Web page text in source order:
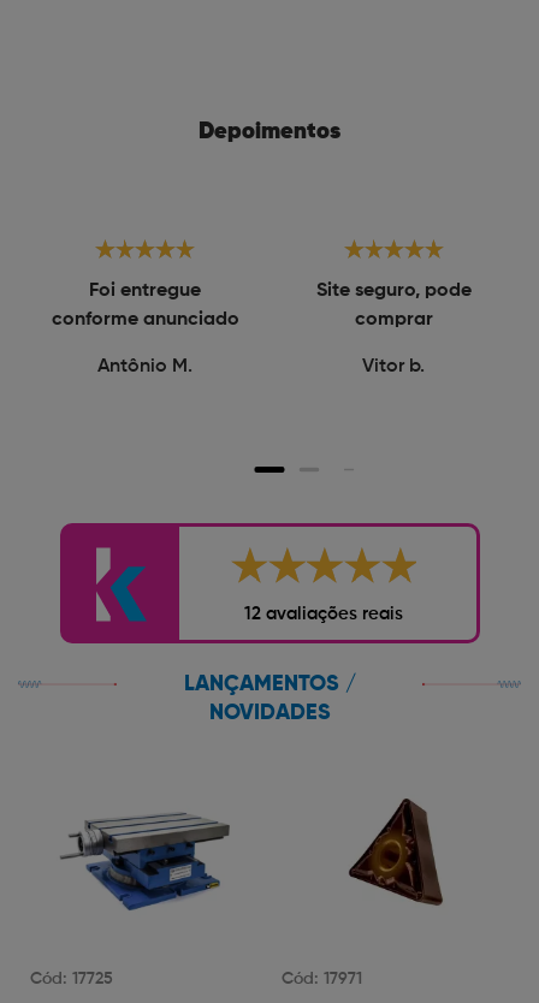
Depoimentos
Foi entregue
conforme anunciado
Antônio M.
Site seguro, pode
comprar
Vitor b.
12 avaliações reais
LANÇAMENTOS /
NOVIDADES
Cód: 17725 Cód: 17971